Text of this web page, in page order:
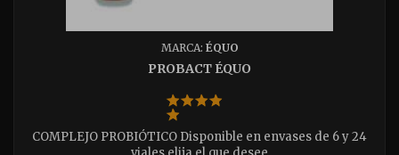
MARCA: ÉQUO
PROBACT ÉQUO
COMPLEJO PROBIÓTICO Disponible en envases de 6 y 24